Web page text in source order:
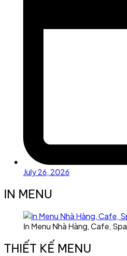
July 26, 2026
IN MENU
In Menu Nhà Hàng, Cafe,
THIẾT KẾ MENU